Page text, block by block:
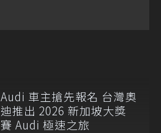
Audi 車主搶先報名 台灣奧
迪推出 2026 新加坡大獎
賽 Audi 極速之旅